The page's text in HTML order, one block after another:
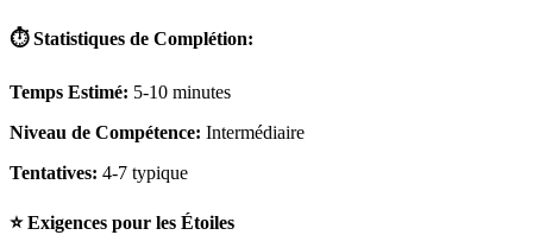
⏱️ Statistiques de Complétion:
Temps Estimé: 5-10 minutes
Niveau de Compétence: Intermédiaire
Tentatives: 4-7 typique
⭐ Exigences pour les Étoiles